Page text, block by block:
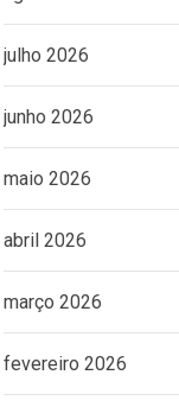
julho 2026
junho 2026
maio 2026
abril 2026
março 2026
fevereiro 2026